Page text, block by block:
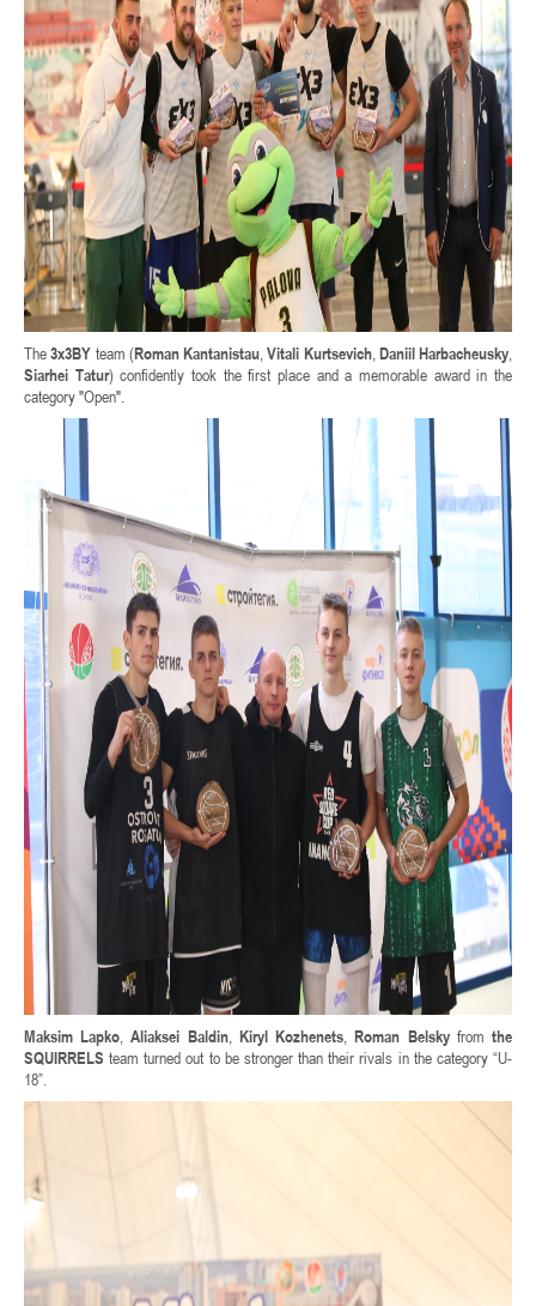
The3x3BY team (Roman Kantanistau ,Vitali Kurtsevich, Daniil Harbacheusky
Siarhei Tatur) confidently took the first place and a memorable award in the
category "Open".
Maksim Lapko ,Aliaksei Baldin, Kiryl Kozhenets ,Roman Belskyfromthe
SQUIRRELS team turned out to be stronger than their rivals in the category “U-
18”.